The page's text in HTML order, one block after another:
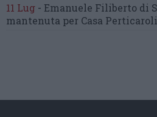
11 Lug - Emanuele Filiberto di
mantenuta per Casa Perticaroli